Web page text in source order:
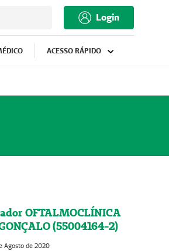
Login
ACESSO RÁPIDO
OFTALMOCLÍNICA
(55004164-2)
Agosto de 2020